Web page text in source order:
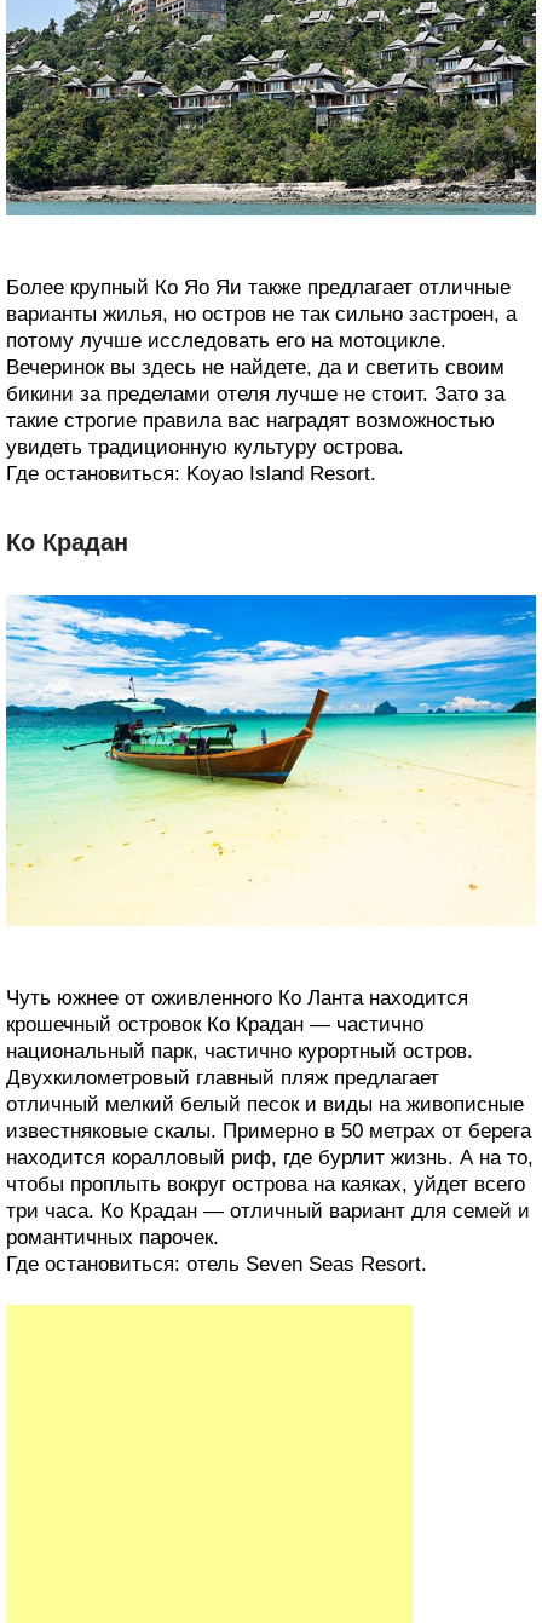
Более крупный Ко Яо Яи также предлагает отличные
варианты жилья, но остров не так сильно застроен, а
потому лучше исследовать его на мотоцикле.
Вечеринок вы здесь не найдете, да и светить своим
бикини за пределами отеля лучше не стоит. Зато за
такие строгие правила вас наградят возможностью
увидеть традиционную культуру острова.
Где остановиться: Koyao Island Resort.
Ко Крадан
Чуть южнее от оживленного Ко Ланта находится
крошечный островок Ко Крадан — частично
национальный парк, частично курортный остров.
Двухкилометровый главный пляж предлагает
отличный мелкий белый песок и виды на живописные
известняковые скалы. Примерно в 50 метрах от берега
находится коралловый риф, где бурлит жизнь. А на то,
чтобы проплыть вокруг острова на каяках, уйдет всего
три часа. Ко Крадан — отличный вариант для семей и
романтичных парочек.
Где остановиться: отель Seven Seas Resort.